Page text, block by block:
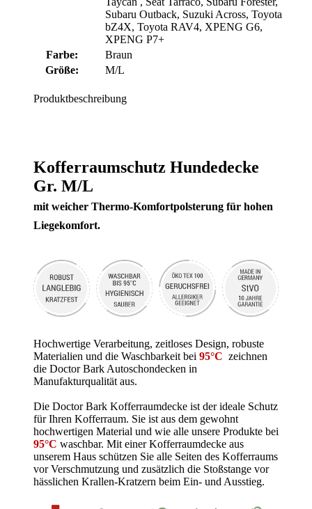
Subaru Outback, Suzuki Across, Toyota
bZ4X, Toyota RAV4, XPENG G6,
XPENG P7+
Farbe:
Braun
Größe:
M/L
Produktbeschreibung
Kofferraumschutz Hundedecke
Gr. M/L
mit weicher Thermo-Komfortpolsterung für hohen
Liegekomfort.
Hochwertige Verarbeitung, zeitloses Design, robuste
Materialien und die Waschbarkeit bei 95°C zeichnen
die Doctor Bark Autoschondecken in
Manufakturqualität aus.
Die Doctor Bark Kofferraumdecke ist der ideale Schutz
für Ihren Kofferraum. Sie ist aus dem gewohnt
hochwertigen Material und wie alle unsere Produkte bei
95°C waschbar. Mit einer Kofferraumdecke aus
unserem Haus schützen Sie alle Seiten des Kofferraums
vor Verschmutzung und zusätzlich die Stoßstange vor
hässlichen Krallen-Kratzern beim Ein- und Ausstieg.